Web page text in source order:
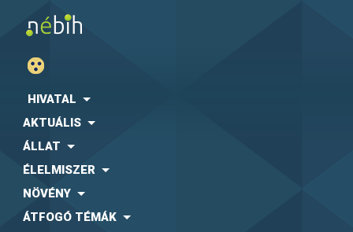
HIVATAL
AKTUÁLIS
ÁLLAT
ÉLELMISZER
NÖVÉNY
ÁTFOGÓ TÉMÁK